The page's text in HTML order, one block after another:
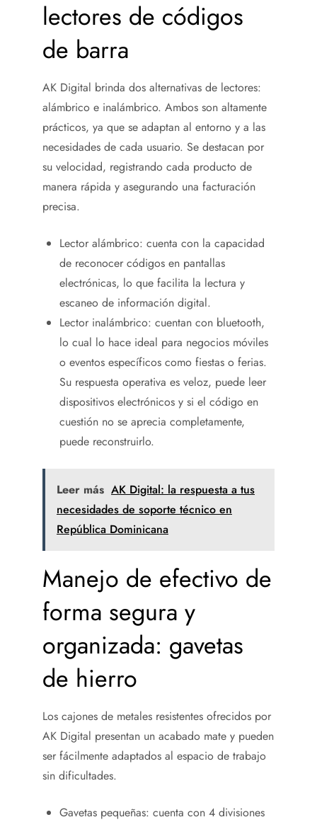
lectores de códigos
de barra
AK Digital brinda dos alternativas de lectores:
alámbrico e inalámbrico. Ambos son altamente
prácticos, ya que se adaptan al entorno y a las
necesidades de cada usuario. Se destacan por
su velocidad, registrando cada producto de
manera rápida y asegurando una facturación
precisa.
Lector alámbrico: cuenta con la capacidad
de reconocer códigos en pantallas
electrónicas, lo que facilita la lectura y
escaneo de información digital.
Lector inalámbrico: cuentan con bluetooth,
lo cual lo hace ideal para negocios móviles
o eventos específicos como fiestas o ferias.
Su respuesta operativa es veloz, puede leer
dispositivos electrónicos y si el código en
cuestión no se aprecia completamente,
puede reconstruirlo.
Leer más AK Digital: la respuesta a tus
necesidades de soporte técnico en
República Dominicana
Manejo de efectivo de
forma segura y
organizada: gavetas
de hierro
Los cajones de metales resistentes ofrecidos por
AK Digital presentan un acabado mate y pueden
ser fácilmente adaptados al espacio de trabajo
sin dificultades.
Gavetas pequeñas: cuenta con 4 divisiones